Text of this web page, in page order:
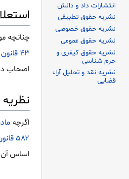
چنانچه
۴۳ قانون اجرای احکام مدنی
اصحاب
اگرچه ماده 43 قانون
۵۸۲ قانون مدنی
اساس آن
انتشارات داد و دانش
نشریه حقوق تطبیقی
نشریه حقوق خصوصی
نشریه حقوق عمومی
نشریه حقوق کیفری و
جرم شناسی
نشریه نقد و تحلیل آراء
قضایی